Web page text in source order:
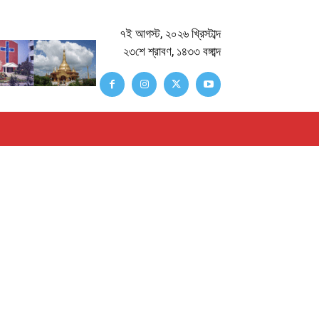
৭ই আগস্ট, ২০২৬ খ্রিস্টাব্দ
২৩শে শ্রাবণ, ১৪৩৩ বঙ্গাব্দ